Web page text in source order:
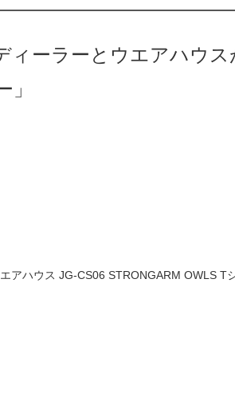
ィーラーとウエアハウ
アハウス JG-CS06 STRONGARM OWLS T